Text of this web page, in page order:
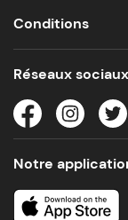
Conditions
Réseaux sociaux
Notre